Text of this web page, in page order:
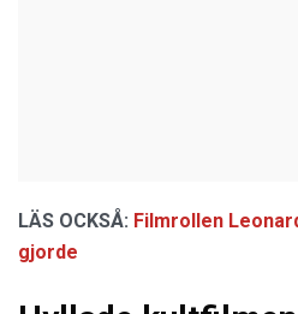
LÄS OCKSÅ: Filmrollen
gjorde